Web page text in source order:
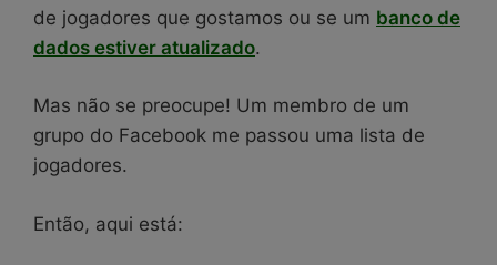
de jogadores que gostamos ou se um banco de
dados estiver atualizado.
Mas não se preocupe! Um membro de um
grupo do Facebook me passou uma lista de
jogadores.
Então, aqui está: